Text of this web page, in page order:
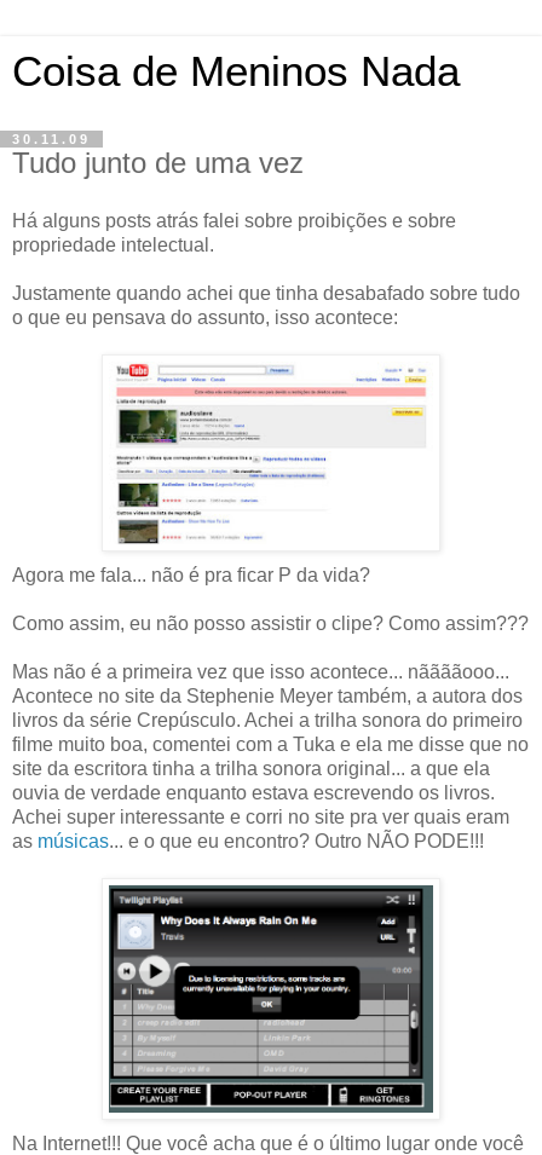
Coisa de Meninos Nada
30.11.09
Tudo junto de uma vez
Há alguns posts atrás falei sobre proibições e sobre
propriedade intelectual.
Justamente quando achei que tinha desabafado sobre tudo
o que eu pensava do assunto, isso acontece:
Agora me fala... não é pra ficar P da vida?
Como assim, eu não posso assistir o clipe? Como assim???
Mas não é a primeira vez que isso acontece... nããããooo...
Acontece no site da Stephenie Meyer também, a autora dos
livros da série Crepúsculo. Achei a trilha sonora do primeiro
filme muito boa, comentei com a Tuka e ela me disse que no
site da escritora tinha a trilha sonora original... a que ela
ouvia de verdade enquanto estava escrevendo os livros.
Achei super interessante e corri no site pra ver quais eram
as músicas... e o que eu encontro? Outro NÃO PODE!!!
Na Internet!!! Que você acha que é o último lugar onde você